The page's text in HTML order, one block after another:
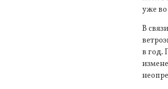
уже
В
в год.